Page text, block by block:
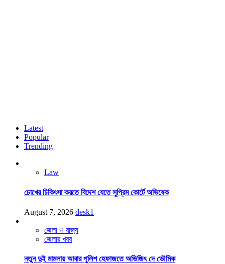
Latest
Popular
Trending
Law
চোখের চিকিৎসা করতে বিদেশ যেতে সুপ্রিম কোর্টে অভিষেক
August 7, 2026 desk1
জেলা ও রাজ্য
জেলার খবর
নতুন দুই মামলায় আবার পুলিশ হেফাজতে অভিজিৎ দে ভৌমিক